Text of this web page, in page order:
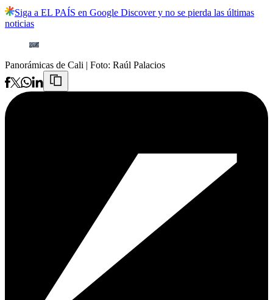
Siga a EL PAÍS en Google Discover y no se pierda las últimas
noticias
Panorámicas de Cali | Foto: Raúl Palacios